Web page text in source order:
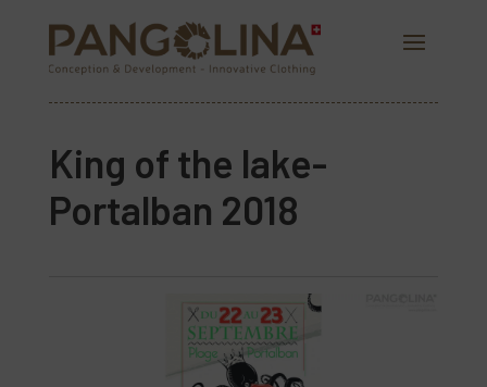
King of the lake-
Portalban 2018